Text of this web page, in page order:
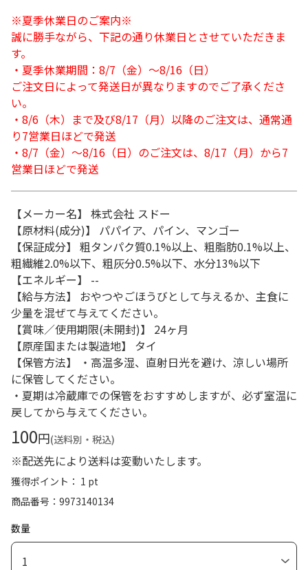
※夏季休業日のご案内※
誠に勝手ながら、下記の通り休業日とさせていただきま
す。
・夏季休業期間：8/7（金）～8/16（日）
ご注文日によって発送日が異なりますのでご了承くださ
い。
・8/6（木）まで及び8/17（月）以降のご注文は、通常通
り7営業日ほどで発送
・8/7（金）～8/16（日）のご注文は、8/17（月）から7
営業日ほどで発送
【メーカー名】 株式会社 スドー
【原材料(成分)】 パパイア、パイン、マンゴー
【保証成分】 粗タンパク質0.1%以上、粗脂肪0.1%以上、
粗繊維2.0%以下、粗灰分0.5%以下、水分13%以下
【エネルギー】 --
【給与方法】 おやつやごほうびとして与えるか、主食に
少量を混ぜて与えてください。
【賞味／使用期限(未開封)】 24ヶ月
【原産国または製造地】 タイ
【保管方法】 ・高温多湿、直射日光を避け、涼しい場所
に保管してください。
・夏期は冷蔵庫での保管をおすすめしますが、必ず室温に
戻してから与えてください。
100円(送料別・税込)
※配送先により送料は変動いたします。
獲得ポイント： 1 pt
商品番号
9973140134
数量
1